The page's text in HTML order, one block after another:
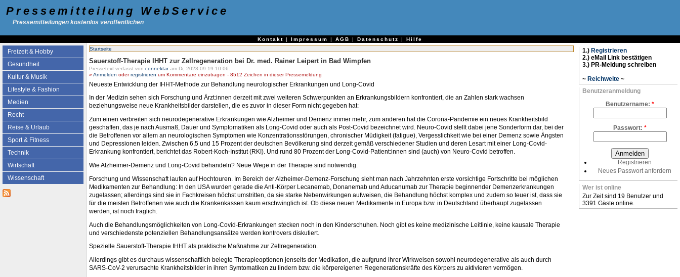
Pressemitteilung WebService
Pressemitteilungen kostenlos veröffentlichen
Kontakt | Impressum | AGB | Datenschutz | Hilfe
Freizeit & Hobby
Gesundheit
Kultur & Musik
Lifestyle & Fashion
Medien
Recht
Reise & Urlaub
Sport & Fitness
Technik
Wirtschaft
Wissenschaft
Startseite
Sauerstoff-Therapie IHHT zur Zellregeneration bei Dr. med. Rainer Leipert in Bad Wimpfen
Pressetext verfasst von connektaram Di, 2023-09-19 10:06.
» Anmelden oderregistrieren um Kommentare einzutragen - 8512 Zeichen in dieser Pressemeldung
Neueste Entwicklung der IHHT-Methode zur Behandlung neurologischer Erkrankungen und Long-Covid
In der Medizin sehen sich Forschung und Ärzt:innen derzeit mit zwei weiteren Schwerpunkten an Erkrankungsbildern konfrontiert, die an Zahlen stark wachsen
beziehungsweise neue Krankheitsbilder darstellen, die es zuvor in dieser Form nicht gegeben hat:
Zum einen verbreiten sich neurodegenerative Erkrankungen wie Alzheimer und Demenz immer mehr, zum anderen hat die Corona-Pandemie ein neues Krankheitsbild
geschaffen, das je nach Ausmaß, Dauer und Symptomatiken als Long-Covid oder auch als Post-Covid bezeichnet wird. Neuro-Covid stellt dabei jene Sonderform dar, bei der
die Betroffenen vor allem an neurologischen Symptomen wie Konzentrationsstörungen, chronischer Müdigkeit (fatigue), Vergesslichkeit wie bei einer Demenz sowie Ängsten
und Depressionen leiden. Zwischen 6,5 und 15 Prozent der deutschen Bevölkerung sind derzeit gemäß verschiedener Studien und deren Lesart mit einer Long-Covid-
Erkrankung konfrontiert, berichtet das Robert-Koch-Institut (RKI). Und rund 80 Prozent der Long-Covid-Patient:innen sind (auch) von Neuro-Covid betroffen.
Wie Alzheimer-Demenz und Long-Covid behandeln? Neue Wege in der Therapie sind notwendig.
Forschung und Wissenschaft laufen auf Hochtouren. Im Bereich der Alzheimer-Demenz-Forschung sieht man nach Jahrzehnten erste vorsichtige Fortschritte bei möglichen
Medikamenten zur Behandlung: In den USA wurden gerade die Anti-Körper Lecanemab, Donanemab und Aducanumab zur Therapie beginnender Demenzerkrankungen
zugelassen; allerdings sind sie in Fachkreisen höchst umstritten, da sie starke Nebenwirkungen aufweisen, die Behandlung höchst komplex und zudem so teuer ist, dass sie
für die meisten Betroffenen wie auch die Krankenkassen kaum erschwinglich ist. Ob diese neuen Medikamente in Europa bzw. in Deutschland überhaupt zugelassen
werden, ist noch fraglich.
Auch die Behandlungsmöglichkeiten von Long-Covid-Erkrankungen stecken noch in den Kinderschuhen. Noch gibt es keine medizinische Leitlinie, keine kausale Therapie
und verschiedenste potenziellen Behandlungsansätze werden kontrovers diskutiert.
Spezielle Sauerstoff-Therapie IHHT als praktische Maßnahme zur Zellregeneration.
Allerdings gibt es durchaus wissenschaftlich belegte Therapieoptionen jenseits der Medikation, die aufgrund ihrer Wirkweisen sowohl neurodegenerative als auch durch
SARS-CoV-2 verursachte Krankheitsbilder in ihren Symtomatiken zu lindern bzw. die körpereigenen Regenerationskräfte des Körpers zu aktivieren vermögen.
1.) Registrieren
2.) eMail Link bestätigen
3.) PR-Meldung schreiben
~ Reichweite ~
Benutzeranmeldung
Benutzername: *
Passwort: *
Registrieren
Neues Passwort anfordern
Wer ist online
Zur Zeit sind 19 Benutzer und
3391 Gäste online.